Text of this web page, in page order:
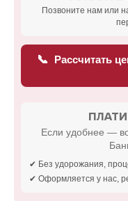
Позвоните нам или
📞 Рассчитать
Если удобнее —
✔ Без удорожания,
✔ Оформляется у нас,